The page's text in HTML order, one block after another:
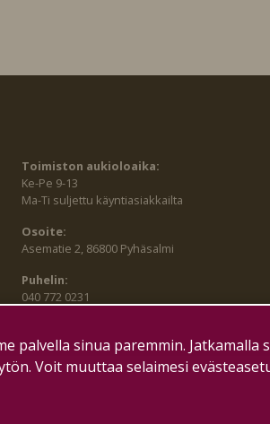
Toimiston aukioloaika:
Ke-Pe 9-13
Ma-Ti suljettu käyntiasiakkailta
Osoite:
Asematie 2, 86800 Pyhäsalmi
Puhelin:
040 772 0231
palvella sinua paremmin. Jatkamalla
Voit muuttaa selaimesi